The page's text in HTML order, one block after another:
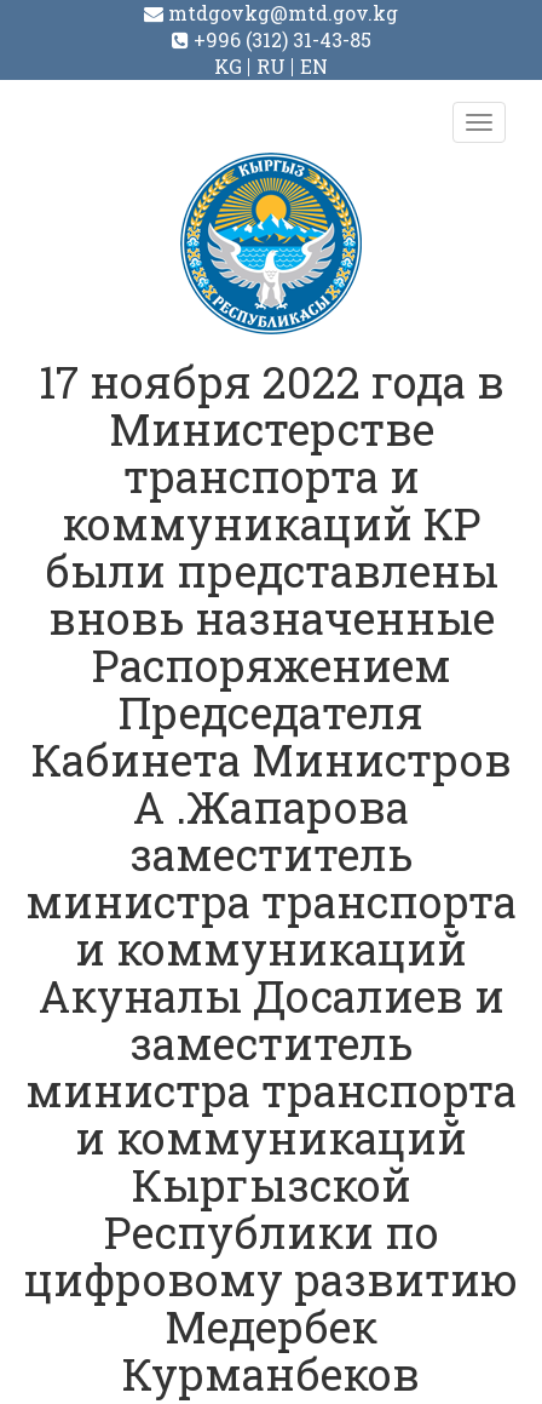
mtdgovkg@mtd.gov.kg
+996 (312) 31-43-85
KG
RU EN
Toggle
17 ноября 2022 года в
Министерстве
транспорта и
коммуникаций КР
были представлены
вновь назначенные
Распоряжением
Председателя
Кабинета Министров
А .Жапарова
заместитель
министра транспорта
и коммуникаций
Акуналы Досалиев и
заместитель
министра транспорта
и коммуникаций
Кыргызской
Республики по
цифровому развитию
Медербек
Курманбеков